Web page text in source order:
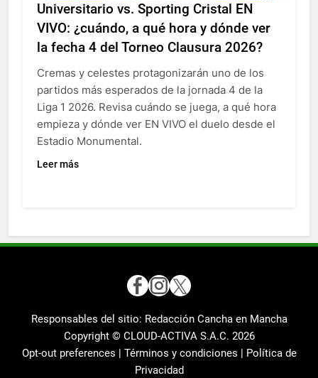
Universitario vs. Sporting Cristal EN
VIVO: ¿cuándo, a qué hora y dónde ver
la fecha 4 del Torneo Clausura 2026?
Cremas y celestes protagonizarán uno de los
partidos más esperados de la jornada 4 de la
Liga 1 2026. Revisa cuándo se juega, a qué hora
empieza y dónde ver EN VIVO el duelo desde el
Estadio Monumental.
Leer más
Responsables del sitio: Redacción Cancha en Mancha
Copyright © CLOUD-ACTIVA S.A.C. 2026
Opt-out preferences | Términos y condiciones | Política de
Privacidad